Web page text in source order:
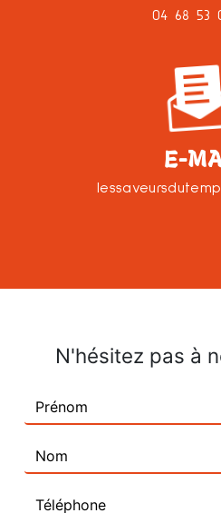
04 68 53
E-
N'hésitez pas à